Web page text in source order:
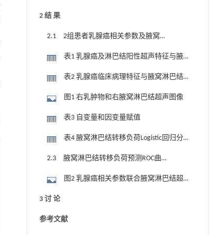
2 结 果
2.1 2组患者乳腺癌相关参数及腋窝淋
表1 乳腺癌及淋巴结阳性超声特征与腋
表2 乳腺癌临床病理特征与腋窝淋巴结
图1 右乳肿物和右腋窝淋巴结超声图像
表3 自变量和因变量赋值
表4 腋窝淋巴结转移负荷Logistic回归分
2.3 腋窝淋巴结转移负荷预测ROC曲线
图2 乳腺癌相关参数联合腋窝淋巴结超
声阳性特征与腋窝淋巴结超声阳性特征的
3 讨 论
参考文献